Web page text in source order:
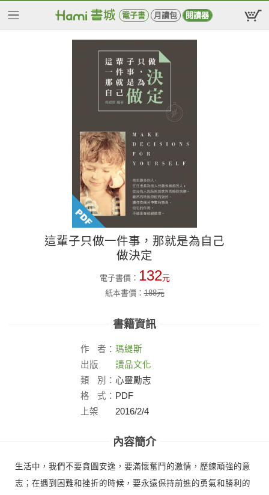
電子書 月讀包 閱讀器
這輩子只做一件事，那就是為自己
做決定
電子書價： 132元
紙本書價：188元
書籍資訊
作 者： 瑪緹斯
出版
社：
讀品文化
類
別： 心靈勵志
格
式： PDF
上架
2016/2/4
內容簡介
生活中，我們不要貪圖安逸，要滿懷奮鬥的激情，歷練頑強的意
志；在遇到困難和挫折的時候，要永遠保持前進的勇氣和勝利的